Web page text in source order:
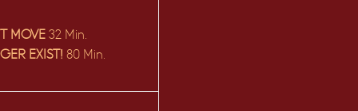
MOVE 32 Min.
EXIST! 80 Min.